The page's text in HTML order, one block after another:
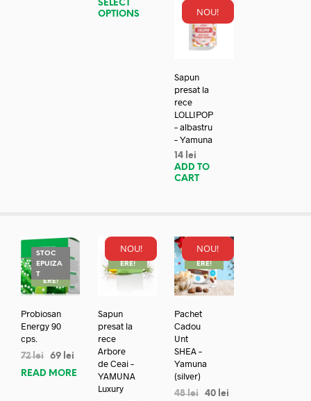
SELECT
OPTIONS
NOU!
Sapun
presat la
rece
LOLLIPOP
– albastru
– Yamuna
14 lei
ADD TO
CART
STOC
EPUIZA
TREDUC
ERE!
Probiosan
Energy 90
cps.
72lei 69 lei
READ MORE
NOU!
REDUC
ERE!
Sapun
presat la
rece
Arbore
de Ceai –
YAMUNA
Luxury
NOU!
REDUC
ERE!
Pachet
Cadou
Unt
SHEA –
Yamuna
(silver)
48lei 40 lei